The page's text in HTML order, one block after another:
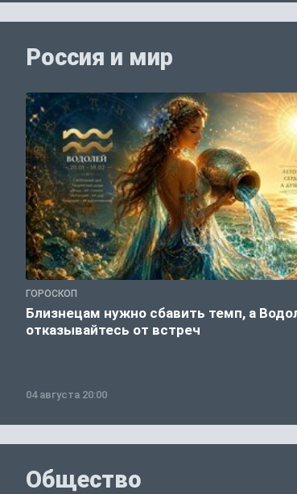
Россия и мир
ГОРОСКОП
Близнецам нужно сбавить темп, а
отказывайтесь от встреч
04 августа 20:00
Общество